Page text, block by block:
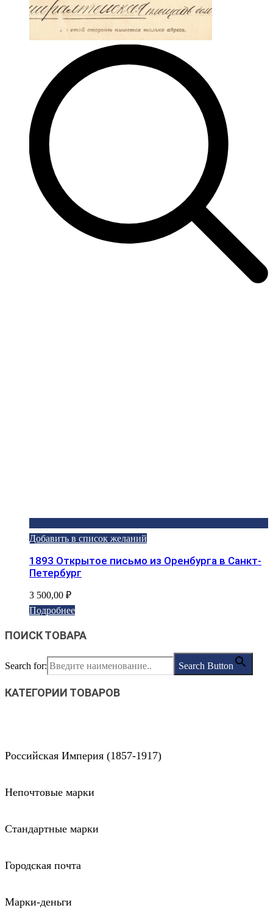
Добавить в список желаний
1893 Открытое письмо из Оренбурга в Санкт-
Петербург
3 500,00 ₽
Подробнее
ПОИСК ТОВАРА
Search for: Search Button
КАТЕГОРИИ ТОВАРОВ
Российская Империя (1857-1917)
Непочтовые марки
Стандартные марки
Городская почта
Марки-деньги